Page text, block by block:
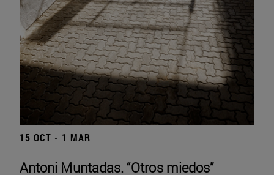
15 OCT - 1 MAR
Antoni Muntadas. “Otros miedos”